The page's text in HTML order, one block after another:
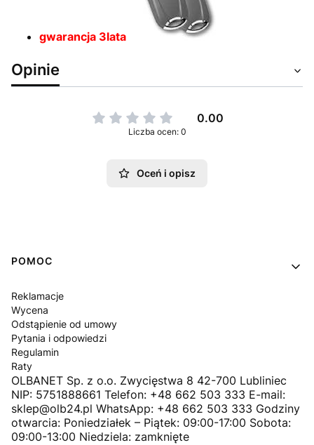
gwarancja 3lata
Opinie
0.00
Liczba ocen: 0
Oceń i opisz
Linki w stopce
POMOC
Reklamacje
Wycena
Odstąpienie od umowy
Pytania i odpowiedzi
Regulamin
Raty
OLBANET Sp. z o.o. Zwycięstwa 8 42-700 Lubliniec
NIP: 5751888661 Telefon: +48 662 503 333 E-mail:
sklep@olb24.pl WhatsApp: +48 662 503 333 Godziny
otwarcia: Poniedziałek – Piątek: 09:00-17:00 Sobota:
09:00-13:00 Niedziela: zamknięte